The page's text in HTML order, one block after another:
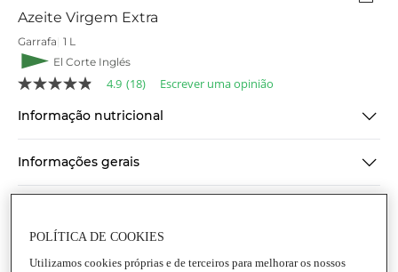
Azeite Virgem Extra
Garrafa 1 L
El Corte Inglés
4.9
5
médio
classificação.
Reviews.
Link
para
4.9 (18)
Escrever uma opinião
Informação nutricional
Informações gerais
POLÍTICA DE COOKIES
Utilizamos cookies próprias e de terceiros para melhorar os nossos